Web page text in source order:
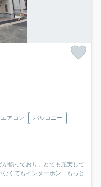
エアコン
バルコニー
揃っており、とても充実して
くてもインターホン... もっと